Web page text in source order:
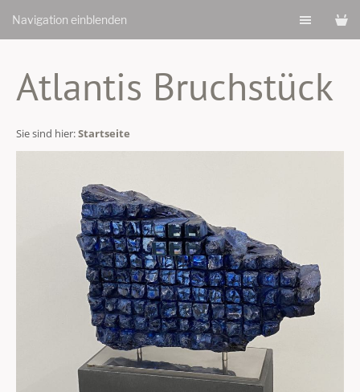
Navigation einblenden
Atlantis Bruchstück
Sie sind hier:Startseite